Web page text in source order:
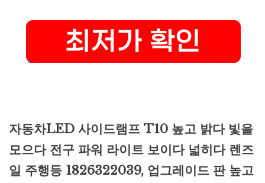
자동차LED 사이드램프 T10 높고 밝다 빛을
모으다 전구 파워 라이트 보이다 넓히다 렌즈
일 주행등 1826322039, 업그레이드 판 높고